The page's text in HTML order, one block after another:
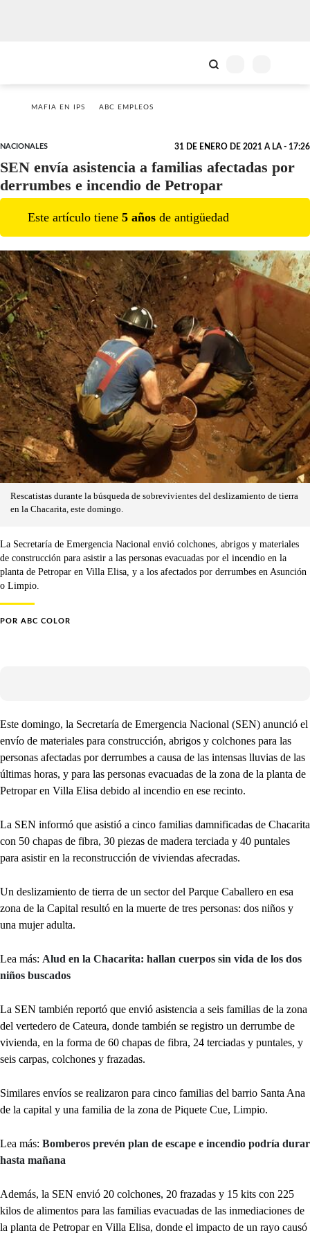
MAFIA EN IPS ABC EMPLEOS
NACIONALES 31 DE ENERO DE 2021 A LA - 17:26
SEN envía asistencia a familias afectadas por
derrumbes e incendio de Petropar
Este artículo tiene 5 años de antigüedad
Rescatistas durante la búsqueda de sobrevivientes del deslizamiento de tierra
en la Chacarita, este domingo.
La Secretaría de Emergencia Nacional envió colchones, abrigos y materiales
de construcción para asistir a las personas evacuadas por el incendio en la
planta de Petropar en Villa Elisa, y a los afectados por derrumbes en Asunción
o Limpio.
POR ABC COLOR
Este domingo, la Secretaría de Emergencia Nacional (SEN) anunció el
envío de materiales para construcción, abrigos y colchones para las
personas afectadas por derrumbes a causa de las intensas lluvias de las
últimas horas, y para las personas evacuadas de la zona de la planta de
Petropar en Villa Elisa debido al incendio en ese recinto.
La SEN informó que asistió a cinco familias damnificadas de Chacarita
con 50 chapas de fibra, 30 piezas de madera terciada y 40 puntales
para asistir en la reconstrucción de viviendas afecradas.
Un deslizamiento de tierra de un sector del Parque Caballero en esa
zona de la Capital resultó en la muerte de tres personas: dos niños y
una mujer adulta.
Lea más: Alud en la Chacarita: hallan cuerpos sin vida de los dos
niños buscados
La SEN también reportó que envió asistencia a seis familias de la zona
del vertedero de Cateura, donde también se registro un derrumbe de
vivienda, en la forma de 60 chapas de fibra, 24 terciadas y puntales, y
seis carpas, colchones y frazadas.
Similares envíos se realizaron para cinco familias del barrio Santa Ana
de la capital y una familia de la zona de Piquete Cue, Limpio.
Lea más: Bomberos prevén plan de escape e incendio podría durar
hasta mañana
Además, la SEN envió 20 colchones, 20 frazadas y 15 kits con 225
kilos de alimentos para las familias evacuadas de las inmediaciones de
la planta de Petropar en Villa Elisa, donde el impacto de un rayo causó